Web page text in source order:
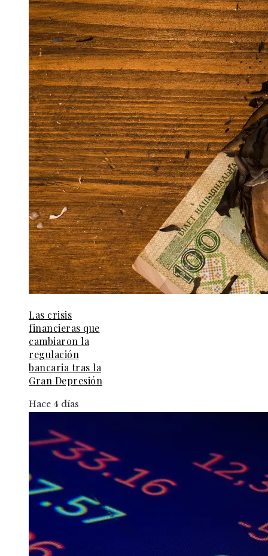
Las crisis
financieras que
cambiaron la
regulación
bancaria tras la
Gran Depresión
Hace 4 días